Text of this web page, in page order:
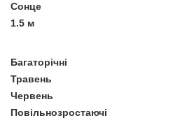
Сонце
1.5 м
Багаторічні
Травень
Червень
Повільнозростаючі